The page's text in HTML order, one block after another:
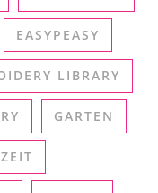
EASYPEASY
LIBRARY
GARTEN